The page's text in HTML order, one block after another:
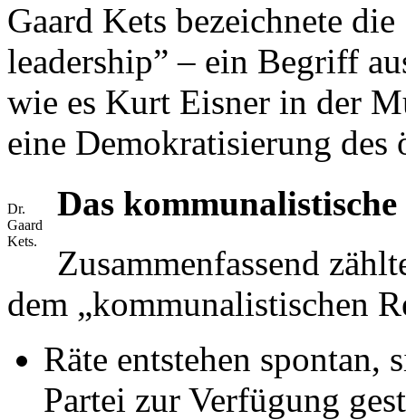
Gaard Kets bezeichnete
leadership” – ein Begriff
wie es Kurt Eisner in der
eine Demokratisierung des
Dr.
Gaard
Kets.
Das
Zusammenfassend
dem „kommunalistischen
Räte entstehen spontan,
Partei zur Verfügung